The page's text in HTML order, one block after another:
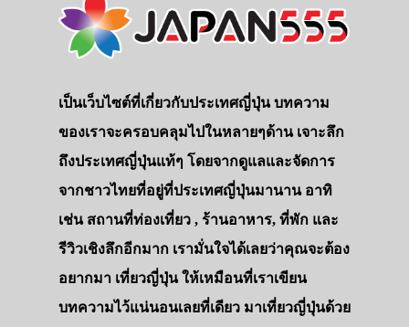
เป็นเว็บไซต์ที่เกี่ยวกับประเทศญี่ปุ่น บทความ
ของเราจะครอบคลุมไปในหลายๆด้าน เจาะลึก
ถึงประเทศญี่ปุ่นแท้ๆ โดยจากดูแลและจัดการ
จากชาวไทยที่อยู่ที่ประเทศญี่ปุ่นมานาน อาทิ
เช่น สถานที่ท่องเที่ยว , ร้านอาหาร, ที่พัก และ
รีวิวเชิงลึกอีกมาก เรามั่นใจได้เลยว่าคุณจะต้อง
อยากมา เที่ยวญี่ปุ่น ให้เหมือนที่เราเขียน
บทความไว้แน่นอนเลยที่เดียว มาเที่ยวญี่ปุ่นด้วย